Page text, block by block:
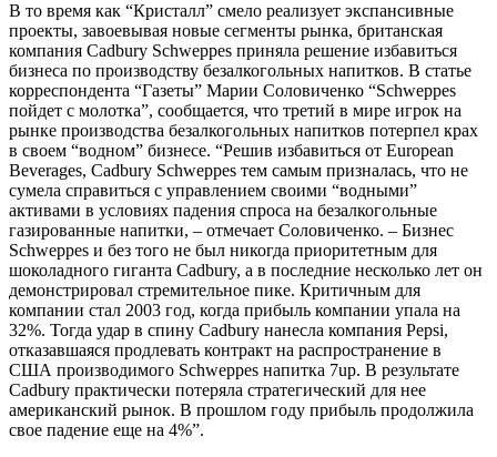
В то время как “Кристалл” смело реализует экспансивные
проекты, завоевывая новые сегменты рынка, британская
компания Cadbury Schweppes приняла решение избавиться
бизнеса по производству безалкогольных напитков. В статье
корреспондента “Газеты” Марии Соловиченко “Schweppes
пойдет с молотка”, сообщается, что третий в мире игрок на
рынке производства безалкогольных напитков потерпел крах
в своем “водном” бизнесе. “Решив избавиться от European
Beverages, Cadbury Schweppes тем самым призналась, что не
сумела справиться с управлением своими “водными”
активами в условиях падения спроса на безалкогольные
газированные напитки, – отмечает Соловиченко. – Бизнес
Schweppes и без того не был никогда приоритетным для
шоколадного гиганта Cadbury, а в последние несколько лет он
демонстрировал стремительное пике. Критичным для
компании стал 2003 год, когда прибыль компании упала на
32%. Тогда удар в спину Cadbury нанесла компания Pepsi,
отказавшаяся продлевать контракт на распространение в
США производимого Schweppes напитка 7up. В результате
Cadbury практически потеряла стратегический для нее
американский рынок. В прошлом году прибыль продолжила
свое падение еще на 4%”.